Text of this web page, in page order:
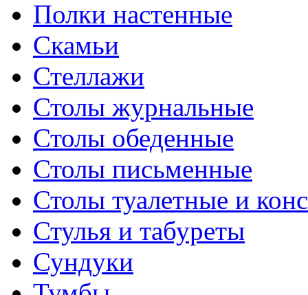
Полки настенные
Скамьи
Стеллажи
Столы журнальные
Столы обеденные
Столы письменные
Столы туалетные и
Стулья и табуреты
Сундуки